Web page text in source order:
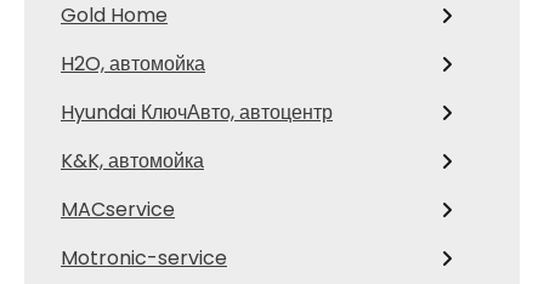
Gold Home
H2O, автомойка
Hyundai КлючАвто, автоцентр
K&K, автомойка
MACservice
Motronic-service